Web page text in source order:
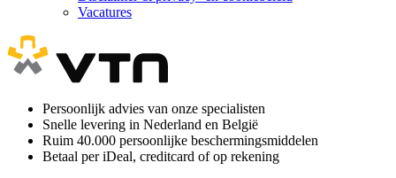
Vacatures
Persoonlijk advies van onze specialisten
Snelle levering in Nederland en België
Ruim 40.000 persoonlijke beschermingsmiddelen
Betaal per iDeal, creditcard of op rekening